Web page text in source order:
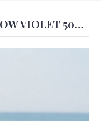
GEANTA DE PLAJA BEACH GLOW VIOLET 50X40 CM, CLAYRE & EEF